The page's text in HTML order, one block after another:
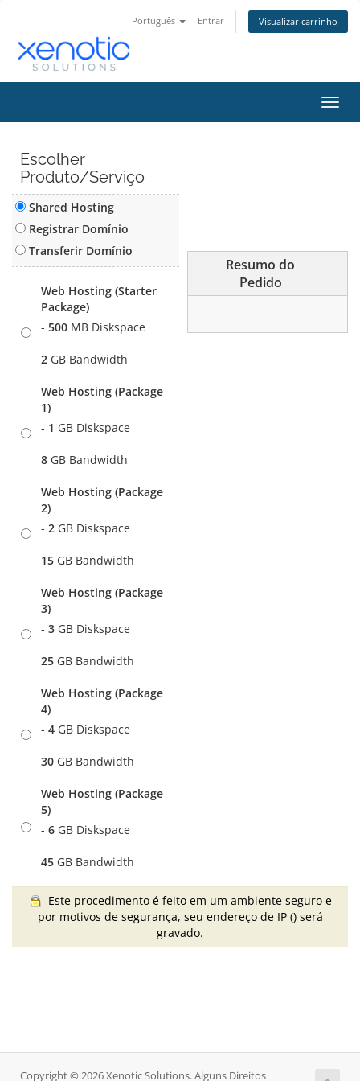
Português Entrar Visualizar carrinho
Escolher
Produto/Serviço
Shared Hosting
Registrar Domínio
Transferir Domínio
Web Hosting (Starter
Package)
- 500MB Diskspace
2GB Bandwidth
Web Hosting (Package
1)
- 1 GB Diskspace
8GB Bandwidth
Web Hosting (Package
2)
- 2GB Diskspace
15GB Bandwidth
Web Hosting (Package
3)
- 3GB Diskspace
25GB Bandwidth
Web Hosting (Package
4)
- 4GB Diskspace
30GB Bandwidth
Web Hosting (Package
5)
- 6GB Diskspace
45GB Bandwidth
Resumo do
Pedido
Este procedimento é feito em um ambiente seguro e
por motivos de segurança, seu endereço de IP () será
gravado.
Copyright © 2026 Xenotic Solutions. Alguns Direitos